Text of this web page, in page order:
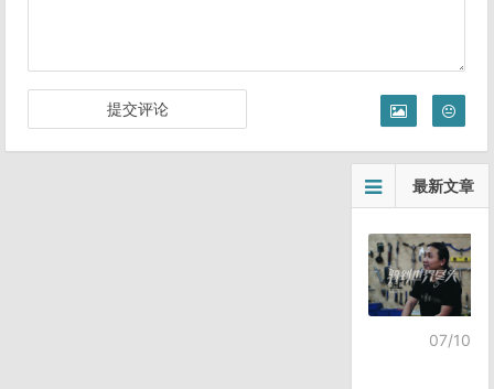
最新文章
07/10